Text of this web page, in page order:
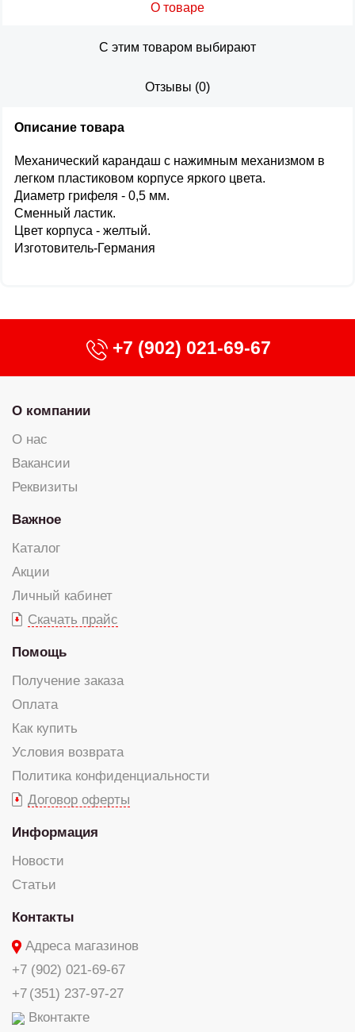
О товаре
С этим товаром выбирают
Отзывы (0)
Описание товара
Механический карандаш с нажимным механизмом в
легком пластиковом корпусе яркого цвета.
Диаметр грифеля - 0,5 мм.
Сменный ластик.
Цвет корпуса - желтый.
Изготовитель-Германия
+7 (902) 021-69-67
О компании
О нас
Вакансии
Реквизиты
Важное
Каталог
Акции
Личный кабинет
Скачать прайс
Помощь
Получение заказа
Оплата
Как купить
Условия возврата
Политика конфиденциальности
Договор оферты
Информация
Новости
Статьи
Контакты
Адреса магазинов
+7 (902) 021-69-67
+7 (351) 237-97-27
Вконтакте